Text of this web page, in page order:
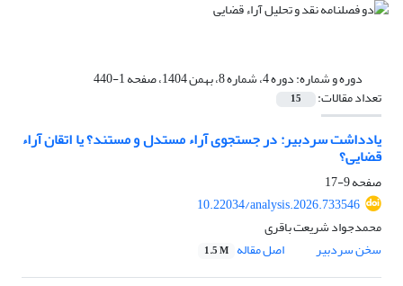
دوره و شماره:دوره 4، شماره 8، بهمن 1404، صفحه 1-440
تعداد مقالات: 15
یادداشت سردبیر: در جستجوی آراء مستدل و مستند؟ یا اتقان آراء
قضایی؟
صفحه9-17
10.22034/analysis.2026.733546
محمدجواد شریعت باقری
سخن سردبیر
اصل مقاله 1.5 M